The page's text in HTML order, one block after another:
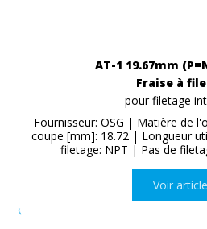
AT-1 19.67mm
Fraise à
pour filetage
Fournisseur: OSG | Matière de
coupe [mm]: 18.72 | Longueur
filetage: NPT | Pas de
Voir article